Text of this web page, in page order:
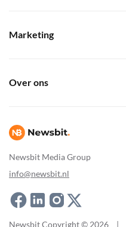
Newsbit Media Group
info@newsbit.nl
Marketing
Over ons
Newsbit Copyright © 2026 |